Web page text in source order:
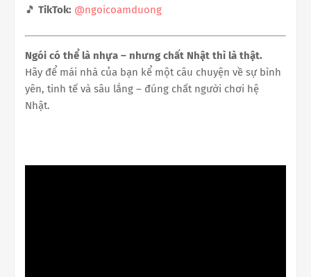
🎵 TikTok: @ngoicoamduong
Ngói có thể là nhựa – nhưng chất Nhật thì là thật.
Hãy để mái nhà của bạn kể một câu chuyện về sự bình
yên, tinh tế và sâu lắng – đúng chất người chơi hệ
Nhật.